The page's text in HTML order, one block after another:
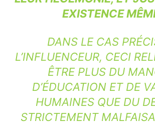
EXISTENCE
DANS LE CAS
L’INFLUENCEUR, CECI
ÊTRE PLUS DU
D’ÉDUCATION ET DE
HUMAINES QUE DU
STRICTEMENT